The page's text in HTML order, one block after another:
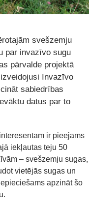
svešzemju
par invazīvo sugu
pārvalde projektā
Invazīvo
sabiedrības
datus par to
ir pieejams
iekļautas teju 50
– svešzemju sugas,
vietējās sugas un
apzināt šo